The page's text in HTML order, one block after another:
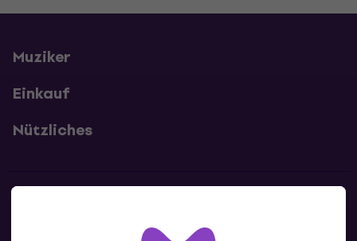
Muziker
Einkauf
Nützliches